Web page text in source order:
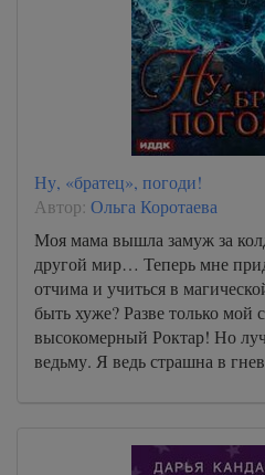
Ну, «братец», погоди!
Автор: Ольга Коротаева
Моя мама вышла замуж за
другой мир… Теперь мне
отчима и учиться в
быть хуже? Разве только
высокомерный Роктар! Но
ведьму. Я ведь страшна в